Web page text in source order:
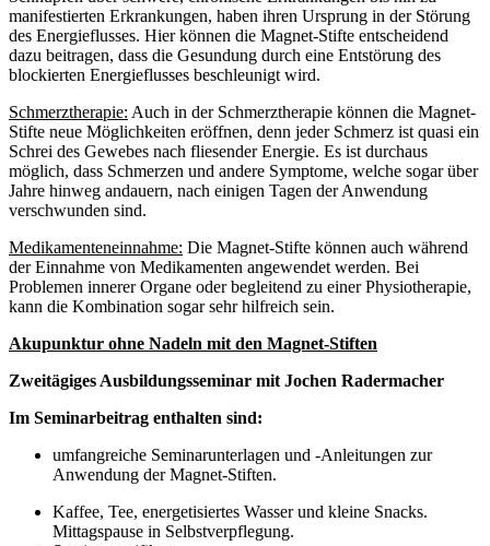
manifestierten Erkrankungen, haben ihren Ursprung in der Störung
des Energieflusses. Hier können die Magnet-Stifte entscheidend
dazu beitragen, dass die Gesundung durch eine Entstörung des
blockierten Energieflusses beschleunigt wird.
Schmerztherapie: Auch in der Schmerztherapie können die Magnet-
Stifte neue Möglichkeiten eröffnen, denn jeder Schmerz ist quasi ein
Schrei des Gewebes nach fliesender Energie. Es ist durchaus
möglich, dass Schmerzen und andere Symptome, welche sogar über
Jahre hinweg andauern, nach einigen Tagen der Anwendung
verschwunden sind.
Medikamenteneinnahme: Die Magnet-Stifte können auch während
der Einnahme von Medikamenten angewendet werden. Bei
Problemen innerer Organe oder begleitend zu einer Physiotherapie,
kann die Kombination sogar sehr hilfreich sein.
Akupunktur ohne Nadeln mit den Magnet-Stiften
Zweitägiges Ausbildungsseminar mit Jochen Radermacher
Im Seminarbeitrag enthalten sind:
umfangreiche Seminarunterlagen und -Anleitungen zur
Anwendung der Magnet-Stiften.
Kaffee, Tee, energetisiertes Wasser und kleine Snacks.
Mittagspause in Selbstverpflegung.